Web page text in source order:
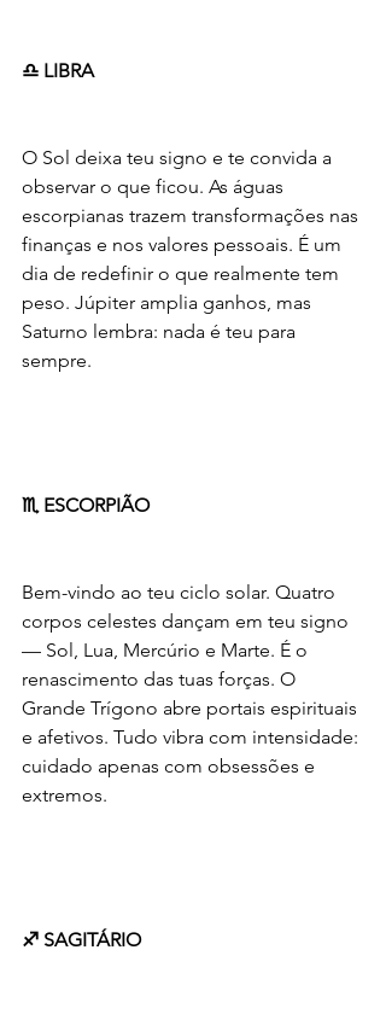
♎ LIBRA
O Sol deixa teu signo e te convida a
observar o que ficou. As águas
escorpianas trazem transformações nas
finanças e nos valores pessoais. É um
dia de redefinir o que realmente tem
peso. Júpiter amplia ganhos, mas
Saturno lembra: nada é teu para
sempre.
♏ ESCORPIÃO
Bem-vindo ao teu ciclo solar. Quatro
corpos celestes dançam em teu signo
— Sol, Lua, Mercúrio e Marte. É o
renascimento das tuas forças. O
Grande Trígono abre portais espirituais
e afetivos. Tudo vibra com intensidade:
cuidado apenas com obsessões e
extremos.
♐ SAGITÁRIO